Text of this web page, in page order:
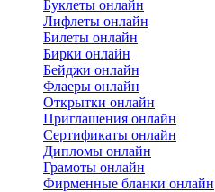
Буклеты онлайн
Лифлеты онлайн
Билеты онлайн
Бирки онлайн
Бейджи онлайн
Флаеры онлайн
Открытки онлайн
Приглашения онлайн
Сертификаты онлайн
Дипломы онлайн
Грамоты онлайн
Фирменные бланки онлайн